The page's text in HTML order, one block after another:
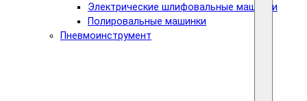
Электрические шлифовальные машинки
Полировальные машинки
Пневмоинструмент